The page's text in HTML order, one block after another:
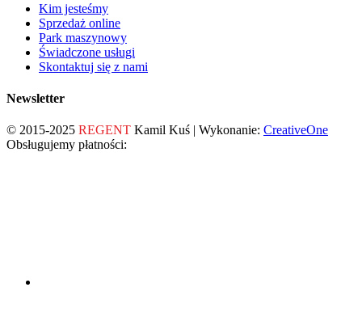
Kim jesteśmy
Sprzedaż online
Park maszynowy
Świadczone usługi
Skontaktuj się z nami
Newsletter
© 2015-2025 REGENT Kamil Kuś | Wykonanie: CreativeOne
Obsługujemy płatności: